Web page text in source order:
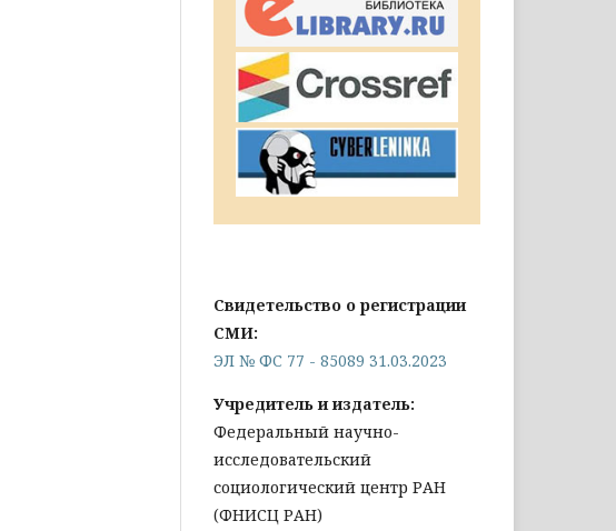
Свидетельство о регистрации
СМИ:
ЭЛ № ФС 77 - 85089 31.03.2023
Учредитель и издатель:
Федеральный научно-
исследовательский
социологический центр РАН
(ФНИСЦ РАН)